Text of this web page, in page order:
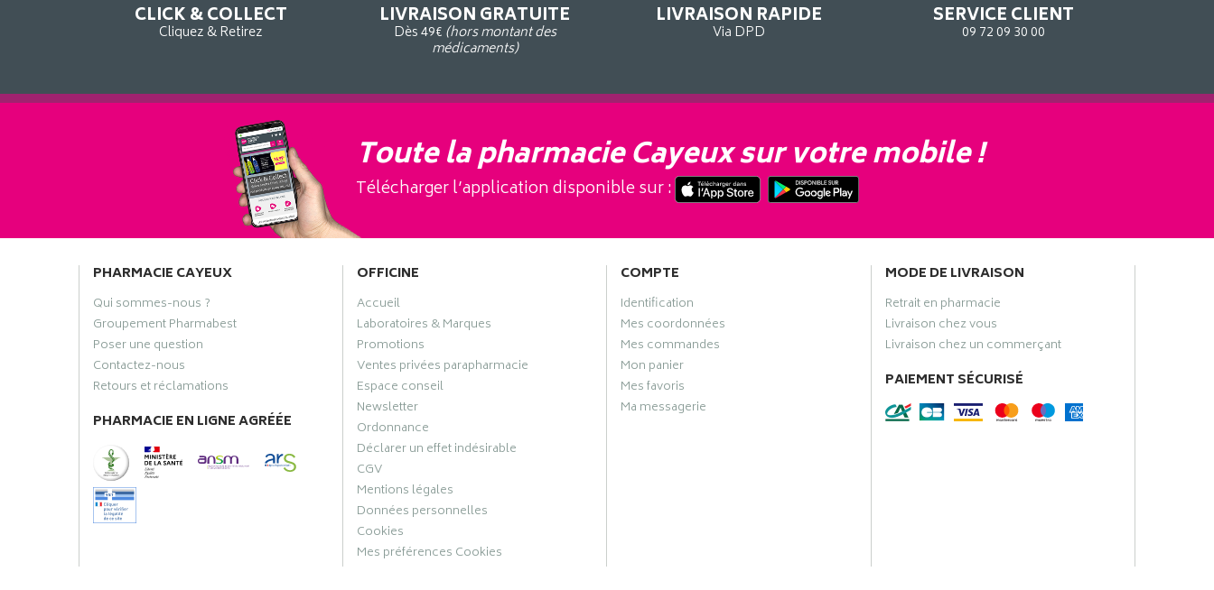
CLICK & COLLECT
Cliquez & Retirez
LIVRAISON GRATUITE
Dès 49€ (hors montant des
médicaments)
LIVRAISON RAPIDE
Via DPD
SERVICE CLIENT
09 72 09 30 00
Toute la pharmacie Cayeux sur votre mobile !
Télécharger l’application disponible sur :
PHARMACIE CAYEUX
Qui sommes-nous ?
Groupement Pharmabest
Poser une question
Contactez-nous
Retours et réclamations
PHARMACIE EN LIGNE AGRÉÉE
OFFICINE
Accueil
Laboratoires & Marques
Promotions
Ventes privées parapharmacie
Espace conseil
Newsletter
Ordonnance
Déclarer un effet indésirable
CGV
Mentions légales
Données personnelles
Cookies
Mes préférences Cookies
COMPTE
Identification
Mes coordonnées
Mes commandes
Mon panier
Mes favoris
Ma messagerie
MODE DE LIVRAISON
Retrait en pharmacie
Livraison chez vous
Livraison chez un commerçant
PAIEMENT SÉCURISÉ